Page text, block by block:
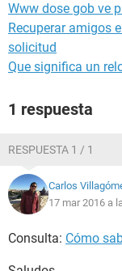
Www dose gob ve
Recuperar amigos
solicitud
Que significa un
1 respuesta
RESPUESTA 1 / 1
Carlos
17 mar 2016 a
Consulta: Cómo